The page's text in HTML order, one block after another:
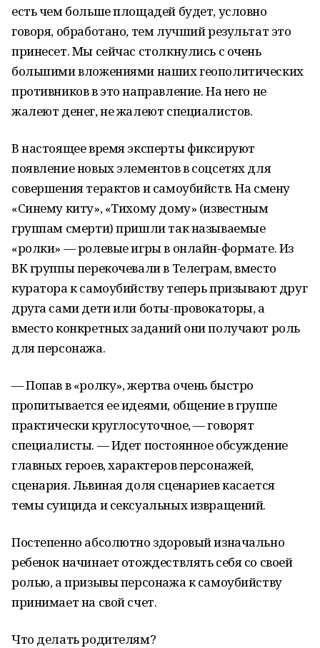
есть чем больше площадей будет, условно
говоря, обработано, тем лучший результат это
принесет. Мы сейчас столкнулись с очень
большими вложениями наших геополитических
противников в это направление. На него не
жалеют денег, не жалеют специалистов.
В настоящее время эксперты фиксируют
появление новых элементов в соцсетях для
совершения терактов и самоубийств. На смену
«Синему киту», «Тихому дому» (известным
группам смерти) пришли так называемые
«ролки» — ролевые игры в онлайн-формате. Из
ВК группы перекочевали в Телеграм, вместо
куратора к самоубийству теперь призывают друг
друга сами дети или боты-провокаторы, а
вместо конкретных заданий они получают роль
для персонажа.
— Попав в «ролку», жертва очень быстро
пропитывается ее идеями, общение в группе
практически круглосуточное, — говорят
специалисты. — Идет постоянное обсуждение
главных героев, характеров персонажей,
сценария. Львиная доля сценариев касается
темы суицида и сексуальных извращений.
Постепенно абсолютно здоровый изначально
ребенок начинает отождествлять себя со своей
ролью, а призывы персонажа к самоубийству
принимает на свой счет.
Что делать родителям?